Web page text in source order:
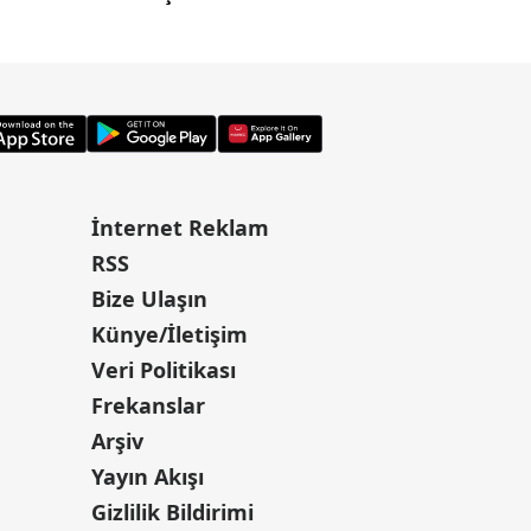
İnternet Reklam
RSS
Bize Ulaşın
Künye/İletişim
Veri Politikası
Frekanslar
Arşiv
Yayın Akışı
Gizlilik Bildirimi